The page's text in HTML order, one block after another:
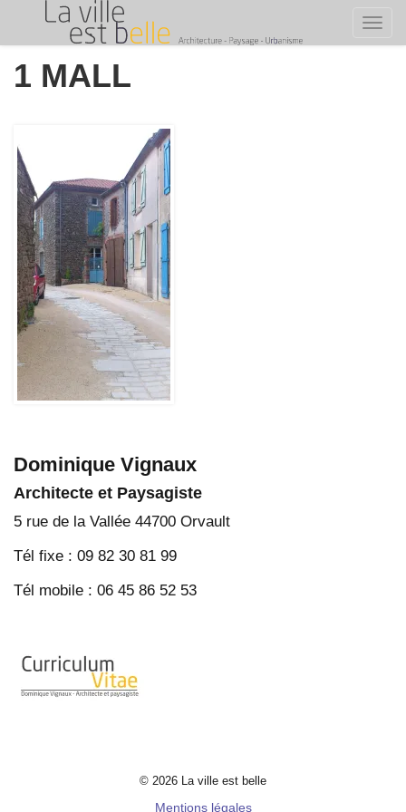
content1 MALL
Dominique Vignaux
Architecte et Paysagiste
5 rue de la Vallée 44700 Orvault
Tél fixe : 09 82 30 81 99
Tél mobile : 06 45 86 52 53
© 2026 La ville est belle
Mentions légales